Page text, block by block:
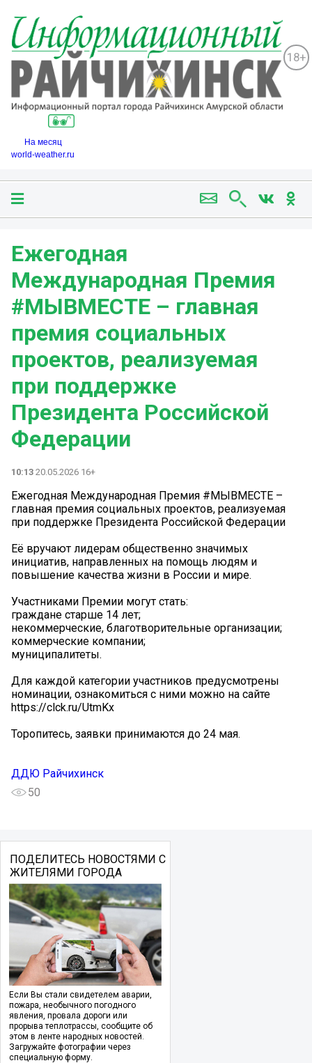
18+
На месяц
world-weather.ru
Ежегодная
Международная Премия
#МЫВМЕСТЕ – главная
премия социальных
проектов, реализуемая
при поддержке
Президента Российской
Федерации
10:13 20.05.2026 16+
Ежегодная Международная Премия #МЫВМЕСТЕ –
главная премия социальных проектов, реализуемая
при поддержке Президента Российской Федерации
Её вручают лидерам общественно значимых
инициатив, направленных на помощь людям и
повышение качества жизни в России и мире.
Участниками Премии могут стать:
граждане старше 14 лет;
некоммерческие, благотворительные организации;
коммерческие компании;
муниципалитеты.
Для каждой категории участников предусмотрены
номинации, ознакомиться с ними можно на сайте
https://clck.ru/UtmKx
Торопитесь, заявки принимаются до 24 мая.
ДДЮ Райчихинск
50
ПОДЕЛИТЕСЬ НОВОСТЯМИ С
ЖИТЕЛЯМИ ГОРОДА
Если Вы стали свидетелем аварии,
пожара, необычного погодного
явления, провала дороги или
прорыва теплотрассы, сообщите об
этом в ленте народных новостей.
Загружайте фотографии через
специальную форму.